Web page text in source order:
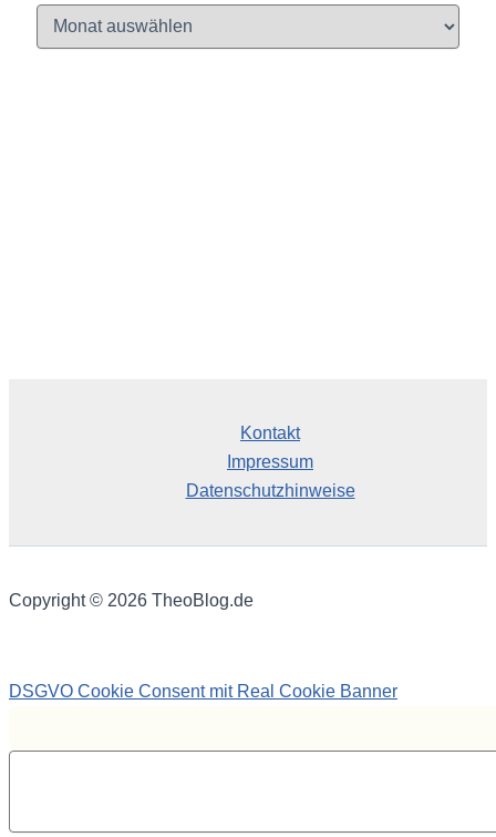
Kontakt
Impressum
Datenschutzhinweise
Copyright © 2026 TheoBlog.de
DSGVO Cookie Consent mit Real Cookie Banner